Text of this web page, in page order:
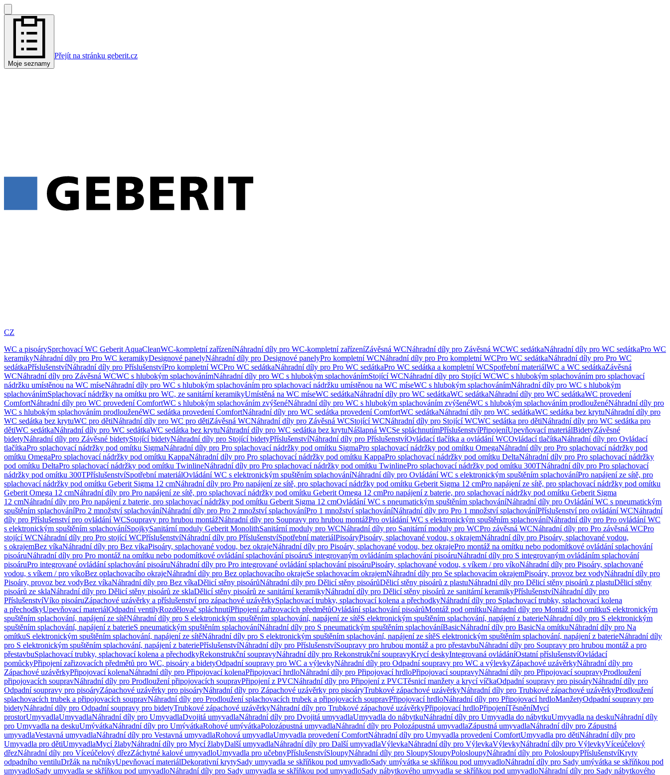
Moje seznamy
Přejít na stránku geberit.cz
CZ
WC a pisoárySprchovací WC Geberit AquaCleanWC-kompletní zařízeníNáhradní díly pro WC-kompletní zařízeníZávěsná WCNáhradní díly pro Závěsná WCWC sedátkaNáhradní díly pro WC sedátkaPro WC
keramikyNáhradní díly pro Pro WC keramikyDesignové panelyNáhradní díly pro Designové panelyPro kompletní WCNáhradní díly pro Pro kompletní WCPro WC sedátkaNáhradní díly pro Pro WC
sedátkaPříslušenstvíNáhradní díly pro PříslušenstvíPro kompletní WCPro WC sedátkaNáhradní díly pro Pro WC sedátkaPro WC sedátka a kompletní WCSpotřební materiálWC a WC sedátkaZávěsná
WCNáhradní díly pro Závěsná WCWC s hlubokým splachovánímNáhradní díly pro WC s hlubokým splachovánímStojící WCNáhradní díly pro Stojící WCWC s hlubokým splachováním pro splachovací
nádržku umístěnou na WC míseNáhradní díly pro WC s hlubokým splachováním pro splachovací nádržku umístěnou na WC míseWC s hlubokým splachovánímNáhradní díly pro WC s hlubokým
splachovánímSplachovací nádržky na omítku pro WC, ze sanitární keramikyUmístěná na WC míseWC sedátkaNáhradní díly pro WC sedátkaWC sedátkaNáhradní díly pro WC sedátkaWC provedení
ComfortNáhradní díly pro WC provedení ComfortWC s hlubokým splachováním zvýšenéNáhradní díly pro WC s hlubokým splachováním zvýšenéWC s hlubokým splachováním prodlouženéNáhradní díly pro
WC s hlubokým splachováním prodlouženéWC sedátka provedení ComfortNáhradní díly pro WC sedátka provedení ComfortWC sedátkaNáhradní díly pro WC sedátkaWC sedátka bez krytuNáhradní díly pro
WC sedátka bez krytuWC pro dětiNáhradní díly pro WC pro dětiZávěsná WCNáhradní díly pro Závěsná WCStojící WCNáhradní díly pro Stojící WCWC sedátka pro dětiNáhradní díly pro WC sedátka pro
dětiWC sedátkaNáhradní díly pro WC sedátkaWC sedátka bez krytuNáhradní díly pro WC sedátka bez krytuNášlapná WCSe spláchnutímPříslušenstvíPřipojeníUpevňovací materiálBidetyZávěsné
bidetyNáhradní díly pro Závěsné bidetyStojící bidetyNáhradní díly pro Stojící bidetyPříslušenstvíNáhradní díly pro PříslušenstvíOvládací tlačítka a ovládání WCOvládací tlačítkaNáhradní díly pro Ovládací
tlačítkaPro splachovací nádržky pod omítku SigmaNáhradní díly pro Pro splachovací nádržky pod omítku SigmaPro splachovací nádržky pod omítku OmegaNáhradní díly pro Pro splachovací nádržky pod
omítku OmegaPro splachovací nádržky pod omítku KappaNáhradní díly pro Pro splachovací nádržky pod omítku KappaPro splachovací nádržky pod omítku DeltaNáhradní díly pro Pro splachovací nádržky
pod omítku DeltaPro splachovací nádržky pod omítku TwinlineNáhradní díly pro Pro splachovací nádržky pod omítku TwinlinePro splachovací nádržky pod omítku 300TNáhradní díly pro Pro splachovací
nádržky pod omítku 300TPříslušenstvíSpotřební materiálOvládání WC s elektronickým spuštěním splachováníNáhradní díly pro Ovládání WC s elektronickým spuštěním splachováníPro napájení ze sítě, pro
splachovací nádržky pod omítku Geberit Sigma 12 cmNáhradní díly pro Pro napájení ze sítě, pro splachovací nádržky pod omítku Geberit Sigma 12 cmPro napájení ze sítě, pro splachovací nádržky pod omítku
Geberit Omega 12 cmNáhradní díly pro Pro napájení ze sítě, pro splachovací nádržky pod omítku Geberit Omega 12 cmPro napájení z baterie, pro splachovací nádržky pod omítku Geberit Sigma
12 cmNáhradní díly pro Pro napájení z baterie, pro splachovací nádržky pod omítku Geberit Sigma 12 cmOvládání WC s pneumatickým spuštěním splachováníNáhradní díly pro Ovládání WC s pneumatickým
spuštěním splachováníPro 2 množství splachováníNáhradní díly pro Pro 2 množství splachováníPro 1 množství splachováníNáhradní díly pro Pro 1 množství splachováníPříslušenství pro ovládání WCNáhradní
díly pro Příslušenství pro ovládání WCSoupravy pro hrubou montážNáhradní díly pro Soupravy pro hrubou montážPro ovládání WC s elektronickým spuštěním splachováníNáhradní díly pro Pro ovládání WC
s elektronickým spuštěním splachováníSpojkySanitární moduly Geberit MonolithSanitární moduly pro WCNáhradní díly pro Sanitární moduly pro WCPro závěsná WCNáhradní díly pro Pro závěsná WCPro
stojící WCNáhradní díly pro Pro stojící WCPříslušenstvíNáhradní díly pro PříslušenstvíSpotřební materiálPisoáryPisoáry, splachované vodou, s okrajemNáhradní díly pro Pisoáry, splachované vodou,
s okrajemBez víkaNáhradní díly pro Bez víkaPisoáry, splachované vodou, bez okrajeNáhradní díly pro Pisoáry, splachované vodou, bez okrajePro montáž na omítku nebo podomítkové ovládání splachování
pisoáruNáhradní díly pro Pro montáž na omítku nebo podomítkové ovládání splachování pisoáruS integrovaným ovládáním splachování pisoáruNáhradní díly pro S integrovaným ovládáním splachování
pisoáruPro integrované ovládání splachování pisoáruNáhradní díly pro Pro integrované ovládání splachování pisoáruPisoáry, splachované vodou, s víkem / pro víkoNáhradní díly pro Pisoáry, splachované
vodou, s víkem / pro víkoBez oplachovacího okrajeNáhradní díly pro Bez oplachovacího okrajeSe splachovacím okrajemNáhradní díly pro Se splachovacím okrajemPisoáry, provoz bez vodyNáhradní díly pro
Pisoáry, provoz bez vodyBez víkaNáhradní díly pro Bez víkaDělicí stěny pisoárůNáhradní díly pro Dělicí stěny pisoárůDělicí stěny pisoárů z plastuNáhradní díly pro Dělicí stěny pisoárů z plastuDělicí stěny
pisoárů ze sklaNáhradní díly pro Dělicí stěny pisoárů ze sklaDělicí stěny pisoárů ze sanitární keramikyNáhradní díly pro Dělicí stěny pisoárů ze sanitární keramikyPříslušenstvíNáhradní díly pro
PříslušenstvíVíko pisoáruZápachové uzávěrky a příslušenství pro zápachové uzávěrkySplachovací trubky, splachovací kolena a přechodkyNáhradní díly pro Splachovací trubky, splachovací kolena
a přechodkyUpevňovací materiálOdpadní ventilyRozdělovač spláchnutíPřipojení zařizovacích předmětůOvládání splachování pisoárůMontáž pod omítkuNáhradní díly pro Montáž pod omítkuS elektronickým
spuštěním splachování, napájení ze sítěNáhradní díly pro S elektronickým spuštěním splachování, napájení ze sítěS elektronickým spuštěním splachování, napájení z baterieNáhradní díly pro S elektronickým
spuštěním splachování, napájení z baterieS pneumatickým spuštěním splachováníNáhradní díly pro S pneumatickým spuštěním splachováníBasicNáhradní díly pro BasicNa omítkuNáhradní díly pro Na
omítkuS elektronickým spuštěním splachování, napájení ze sítěNáhradní díly pro S elektronickým spuštěním splachování, napájení ze sítěS elektronickým spuštěním splachování, napájení z baterieNáhradní díly
pro S elektronickým spuštěním splachování, napájení z bateriePříslušenstvíNáhradní díly pro PříslušenstvíSoupravy pro hrubou montáž a pro přestavbuNáhradní díly pro Soupravy pro hrubou montáž a pro
přestavbuSplachovací trubky, splachovací kolena a přechodkyRekonstrukční soupravyNáhradní díly pro Rekonstrukční soupravyKrycí deskyIntegrovaná ovládáníOstatní příslušenstvíOvládací
pomůckyPřipojení zařizovacích předmětů pro WC, pisoáry a bidetyOdpadní soupravy pro WC a výlevkyNáhradní díly pro Odpadní soupravy pro WC a výlevkyZápachové uzávěrkyNáhradní díly pro
Zápachové uzávěrkyPřipojovací kolenaNáhradní díly pro Připojovací kolenaPřipojovací hrdloNáhradní díly pro Připojovací hrdloPřipojovací soupravyNáhradní díly pro Připojovací soupravyProdloužení
připojovacích soupravNáhradní díly pro Prodloužení připojovacích soupravPřipojení z PVCNáhradní díly pro Připojení z PVCTěsnicí manžety a krycí víčkaOdpadní soupravy pro pisoáryNáhradní díly pro
Odpadní soupravy pro pisoáryZápachové uzávěrky pro pisoáryNáhradní díly pro Zápachové uzávěrky pro pisoáryTrubkové zápachové uzávěrkyNáhradní díly pro Trubkové zápachové uzávěrkyProdloužení
splachovacích trubek a připojovacích soupravNáhradní díly pro Prodloužení splachovacích trubek a připojovacích soupravPřipojovací hrdloNáhradní díly pro Připojovací hrdloManžetyOdpadní soupravy pro
bidetyNáhradní díly pro Odpadní soupravy pro bidetyTrubkové zápachové uzávěrkyNáhradní díly pro Trubkové zápachové uzávěrkyPřipojovací hrdloPřipojeníTěsněníMycí
prostorUmyvadlaUmyvadlaNáhradní díly pro UmyvadlaDvojitá umyvadlaNáhradní díly pro Dvojitá umyvadlaUmyvadla do nábytkuNáhradní díly pro Umyvadla do nábytkuUmyvadla na deskuNáhradní díly
pro Umyvadla na deskuUmývátkaNáhradní díly pro UmývátkaRohové umývátkaPolozápustná umyvadlaNáhradní díly pro Polozápustná umyvadlaZápustná umyvadlaNáhradní díly pro Zápustná
umyvadlaVestavná umyvadlaNáhradní díly pro Vestavná umyvadlaRohová umyvadlaUmyvadla provedení ComfortNáhradní díly pro Umyvadla provedení ComfortUmyvadla pro dětiNáhradní díly pro
Umyvadla pro dětiUmyvadlaMycí žlabyNáhradní díly pro Mycí žlabyDalší umyvadlaNáhradní díly pro Další umyvadlaVýlevkaNáhradní díly pro VýlevkaVýlevkyNáhradní díly pro VýlevkyVíceúčelový
dřezNáhradní díly pro Víceúčelový dřezZáchytné kalové umyvadloUmyvadla pro učebnyPříslušenstvíSloupyNáhradní díly pro SloupySloupyPolosloupyNáhradní díly pro PolosloupyPříslušenstvíKryty
odpadního ventiluDržák na ručníkyUpevňovací materiálDekorativní krytySady umyvadla se skříňkou pod umyvadloSady umývátka se skříňkou pod umyvadloNáhradní díly pro Sady umývátka se skříňkou pod
umyvadloSady umyvadla se skříňkou pod umyvadloNáhradní díly pro Sady umyvadla se skříňkou pod umyvadloSady nábytkového umyvadla se skříňkou pod umyvadloNáhradní díly pro Sady nábytkového